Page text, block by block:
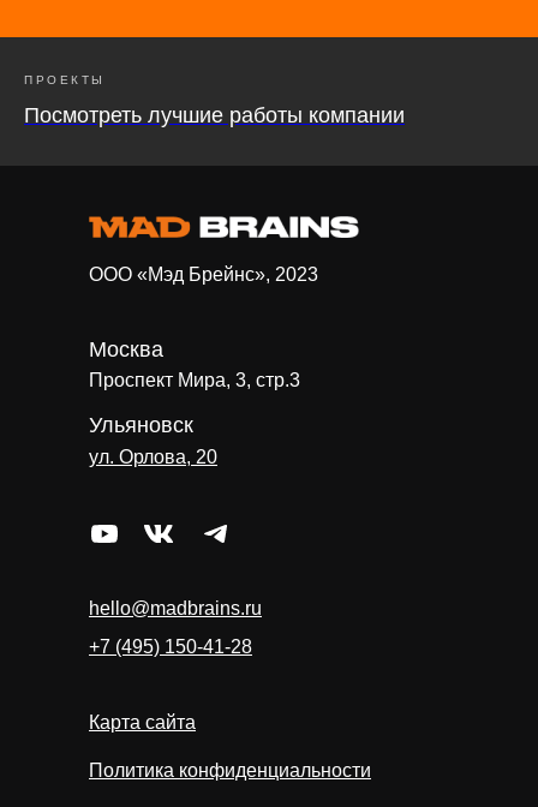
ПРОЕКТЫ
Посмотреть лучшие работы компании
hello@madbrains.ru
Политика конфиденциальности
ООО «Мэд Брейнс», 2023
Ульяновск
ул. Орлова, 20
+7 (495) 150-41-28
Москва
Проспект Мира, 3, стр.3
Карта сайта